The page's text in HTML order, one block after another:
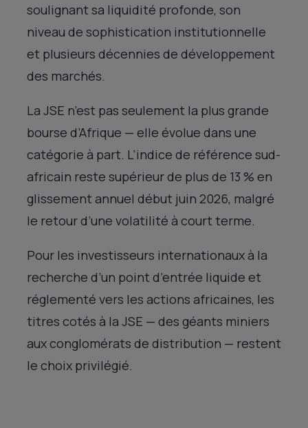
soulignant sa liquidité profonde, son
niveau de sophistication institutionnelle
et plusieurs décennies de développement
des marchés.
La JSE n’est pas seulement la plus grande
bourse d’Afrique — elle évolue dans une
catégorie à part. L’indice de référence sud-
africain reste supérieur de plus de 13 % en
glissement annuel début juin 2026, malgré
le retour d’une volatilité à court terme.
Pour les investisseurs internationaux à la
recherche d’un point d’entrée liquide et
réglementé vers les actions africaines, les
titres cotés à la JSE — des géants miniers
aux conglomérats de distribution — restent
le choix privilégié.